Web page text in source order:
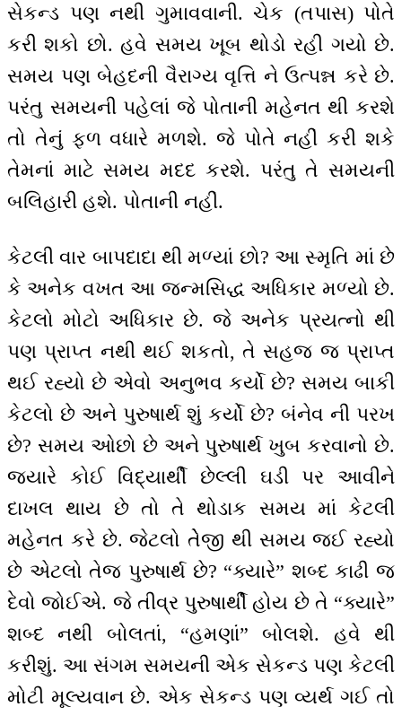
સેકન્ડ પણ નથી ગુમાવવાની. ચેક (તપાસ) પોતે
કરી શકો છો. હવે સમય ખૂબ થોડો રહી ગયો છે.
સમય પણ બેહદની વૈરાગ્ય વૃત્તિ ને ઉત્પન્ન કરે છે.
પરંતુ સમયની પહેલાં જે પોતાની મહેનત થી કરશે
તો તેનું ફળ વધારે મળશે. જે પોતે નહીં કરી શકે
તેમનાં માટે સમય મદદ કરશે. પરંતુ તે સમયની
બલિહારી હશે. પોતાની નહીં.
કેટલી વાર બાપદાદા થી મળ્યાં છો? આ સ્મૃતિ માં છે
કે અનેક વખત આ જન્મસિદ્ધ અધિકાર મળ્યો છે.
કેટલો મોટો અધિકાર છે. જે અનેક પ્રયત્નો થી
પણ પ્રાપ્ત નથી થઈ શકતો, તે સહજ જ પ્રાપ્ત
થઈ રહ્યો છે એવો અનુભવ કર્યો છે? સમય બાકી
કેટલો છે અને પુરુષાર્થ શું કર્યો છે? બંનેવ ની પરખ
છે? સમય ઓછો છે અને પુરુષાર્થ ખુબ કરવાનો છે.
જ્યારે કોઈ વિદ્યાર્થી છેલ્લી ઘડી પર આવીને
દાખલ થાય છે તો તે થોડાક સમય માં કેટલી
મહેનત કરે છે. જેટલો તેેજી થી સમય જઈ રહ્યો
છે એટલો તેજ પુરુષાર્થ છે? “ક્યારે” શબ્દ કાઢી જ
દેવો જોઈએ. જે તીવ્ર પુરુષાર્થી હોય છે તે “ક્યારે”
શબ્દ નથી બોલતાં, “હમણાં” બોલશે. હવે થી
કરીશું. આ સંગમ સમયની એક સેકન્ડ પણ કેટલી
મોટી મૂલ્યવાન છે. એક સેકન્ડ પણ વ્યર્થ ગઈ તો